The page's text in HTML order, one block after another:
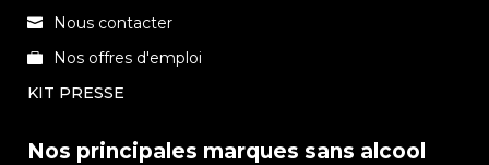
Nous contacter
Nos offres d'emploi
KIT PRESSE
Nos principales marques sans alcool